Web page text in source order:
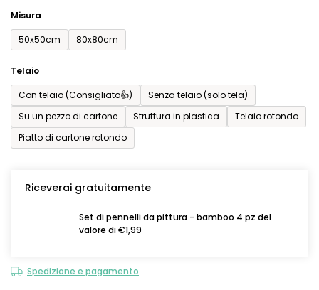
Misura
50x50cm
80x80cm
Telaio
Con telaio (Consigliato👍)
Senza telaio (solo tela)
Su un pezzo di cartone
Struttura in plastica
Telaio rotondo
Piatto di cartone rotondo
Riceverai gratuitamente
Set di pennelli da pittura - bamboo 4 pz del
valore di €1,99
Spedizione e pagamento